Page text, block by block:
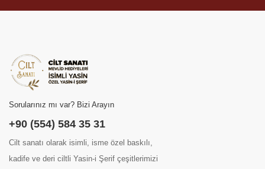
Sorularınız mı var? Bizi Arayın
+90 (554) 584 35 31
Cilt sanatı olarak isimli, isme özel baskılı,
kadife ve deri ciltli Yasin-i Şerif çeşitlerimizi